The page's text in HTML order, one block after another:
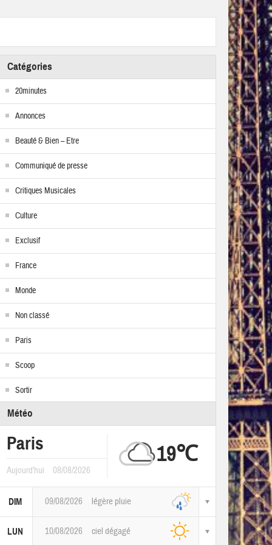
Catégories
20minutes
Annonces
Beauté & Bien – Etre
Communiqué de presse
Critiques Musicales
Culture
Exclusif
France
Monde
Non classé
Paris
Scoop
Sortir
Météo
Paris
Aujourd'hui 08/08/2026
19℃
DIM 09/08/2026 légère pluie
LUN 10/08/2026 ciel dégagé